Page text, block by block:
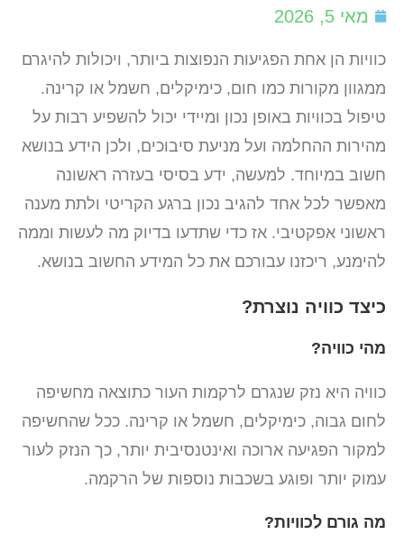
מאי 5, 2026
כוויות הן אחת הפגיעות הנפוצות ביותר, ויכולות להיגרם
ממגוון מקורות כמו חום, כימיקלים, חשמל או קרינה.
טיפול בכוויות באופן נכון ומיידי יכול להשפיע רבות על
מהירות ההחלמה ועל מניעת סיבוכים, ולכן הידע בנושא
חשוב במיוחד. למעשה, ידע בסיסי בעזרה ראשונה
מאפשר לכל אחד להגיב נכון ברגע הקריטי ולתת מענה
ראשוני אפקטיבי. אז כדי שתדעו בדיוק מה לעשות וממה
להימנע, ריכזנו עבורכם את כל המידע החשוב בנושא.
כיצד כוויה נוצרת?
מהי כוויה?
כוויה היא נזק שנגרם לרקמות העור כתוצאה מחשיפה
לחום גבוה, כימיקלים, חשמל או קרינה. ככל שהחשיפה
למקור הפגיעה ארוכה ואינטנסיבית יותר, כך הנזק לעור
עמוק יותר ופוגע בשכבות נוספות של הרקמה.
מה גורם לכוויות?